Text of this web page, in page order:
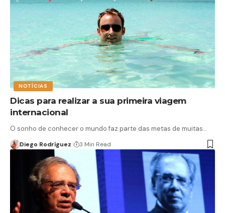
NOTÍCIAS
Dicas para realizar a sua primeira viagem
internacional
O sonho de conhecer o mundo faz parte das metas de muitas…
Diego Rodríguez 3 Min Read